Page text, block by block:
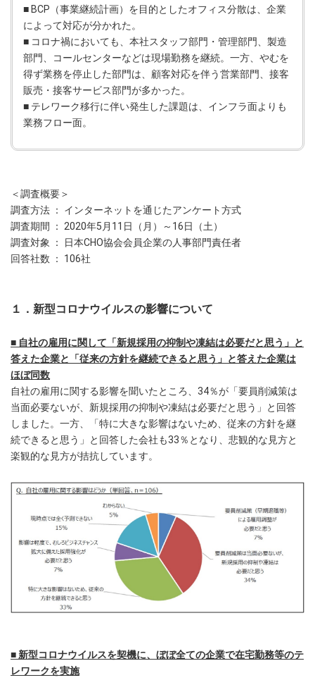
■ BCP（事業継続計画）を目的としたオフィス分散は、企業
によって対応が分かれた。
■ コロナ禍においても、本社スタッフ部門・管理部門、製造
部門、コールセンターなどは現場勤務を継続。一方、やむを
得ず業務を停止した部門は、顧客対応を伴う営業部門、接客
販売・接客サービス部門が多かった。
■ テレワーク移行に伴い発生した課題は、インフラ面よりも
業務フロー面。
＜調査概要＞
調査方法 ： インターネットを通じたアンケート方式
調査期間 ： 2020年5月11日（月）～16日（土）
調査対象 ： 日本CHO協会会員企業の人事部門責任者
回答社数 ： 106社
１．新型コロナウイルスの影響について
■ 自社の雇用に関して「新規採用の抑制や凍結は必要だと思う」と
答えた企業と「従来の方針を継続できると思う」と答えた企業は
ほぼ同数
自社の雇用に関する影響を聞いたところ、34％が「要員削減策は
当面必要ないが、新規採用の抑制や凍結は必要だと思う」と回答
しました。一方、「特に大きな影響はないため、従来の方針を継
続できると思う」と回答した会社も33％となり、悲観的な見方と
楽観的な見方が拮抗しています。
■ 新型コロナウイルスを契機に、ぼぼ全ての企業で在宅勤務等のテ
レワークを実施